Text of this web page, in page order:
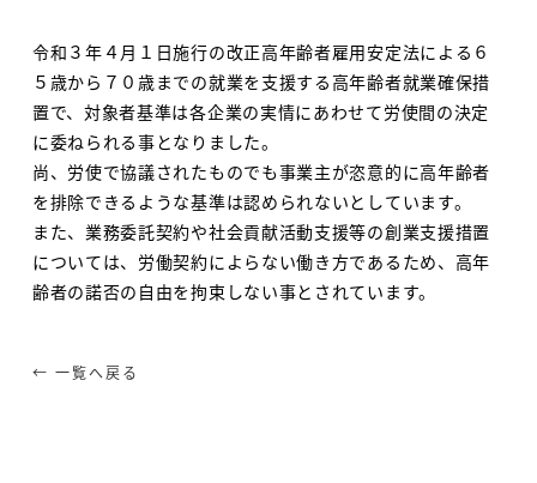
令和３年４月１日施行の改正高年齢者雇用安定法による６
５歳から７０歳までの就業を支援する高年齢者就業確保措
置で、対象者基準は各企業の実情にあわせて労使間の決定
に委ねられる事となりました。
尚、労使で協議されたものでも事業主が恣意的に高年齢者
を排除できるような基準は認められないとしています。
また、業務委託契約や社会貢献活動支援等の創業支援措置
については、労働契約によらない働き方であるため、高年
齢者の諾否の自由を拘束しない事とされています。
← 一覧へ戻る